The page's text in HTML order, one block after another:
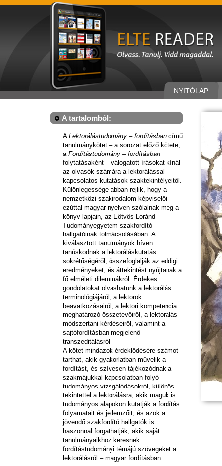
NYITÓLAP
A tartalomból:
A Lektorálástudomány – fordításban című
tanulmánykötet – a sorozat előző kötete,
a Fordítástudomány – fordításban
folytatásaként – válogatott írásokat kínál
az olvasók számára a lektorálással
kapcsolatos kutatások szaktekintélyeitől.
Különlegessége abban rejlik, hogy a
nemzetközi szakirodalom képviselői
ezúttal magyar nyelven szólalnak meg a
könyv lapjain, az Eötvös Loránd
Tudományegyetem szakfordító
hallgatóinak tolmácsolásában. A
kiválasztott tanulmányok híven
tanúskodnak a lektoráláskutatás
sokrétűségéről, összefoglalják az eddigi
eredményeket, és áttekintést nyújtanak a
fő elméleti dilemmákról. Érdekes
gondolatokat olvashatunk a lektorálás
terminológiájáról, a lektorok
beavatkozásairól, a lektori kompetencia
meghatározó összetevőiről, a lektorálás
módszertani kérdéseiről, valamint a
sajtófordításban megjelenő
transzeditálásról.
A kötet mindazok érdeklődésére számot
tarthat, akik gyakorlatban művelik a
fordítást, és szívesen tájékozódnak a
szakmájukkal kapcsolatban folyó
tudományos vizsgálódásokról, különös
tekintettel a lektorálásra; akik maguk is
tudományos alapokon kutatják a fordítás
folyamatait és jellemzőit; és azok a
jövendő szakfordító hallgatók is
haszonnal forgathatják, akik saját
tanulmányaikhoz keresnek
fordítástudományi témájú szövegeket a
lektorálásról – magyar fordításban.